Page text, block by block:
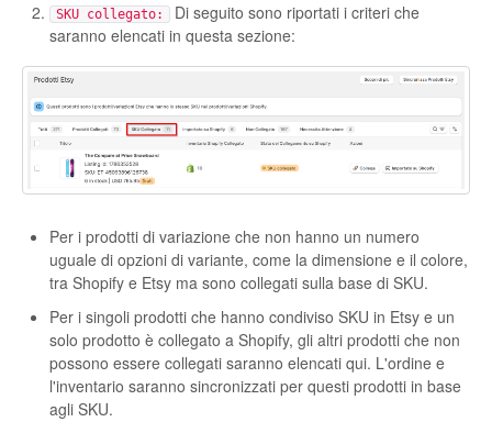
SKU collegato:
Di seguito sono riportati i criteri che
saranno elencati in questa sezione:
Per i prodotti di variazione che non hanno un numero
uguale di opzioni di variante, come la dimensione e il colore,
tra Shopify e Etsy ma sono collegati sulla base di SKU.
Per i singoli prodotti che hanno condiviso SKU in Etsy e un
solo prodotto è collegato a Shopify, gli altri prodotti che non
possono essere collegati saranno elencati qui. L'ordine e
l'inventario saranno sincronizzati per questi prodotti in base
agli SKU.